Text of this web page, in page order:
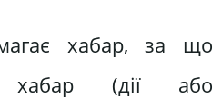
хабар, за що
хабар (дії або